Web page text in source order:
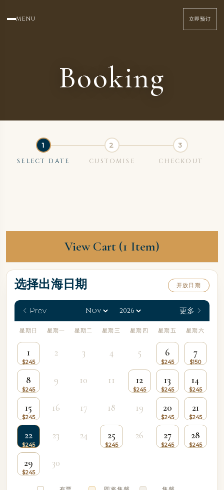
Booking
SELECT DATE CUSTOMISE CHECKOUT
View Cart (1 Item)
选择出海日期 开放日期
Prev 更多
星期日 星期一 星期二 星期三 星期四 星期五 星期六
1 2 3 4 5 6 7
8 9 10 11 12 13 14
15 16 17 18 19 20 21
22 23 24 25 26 27 28
29 30
MENU 立即预订